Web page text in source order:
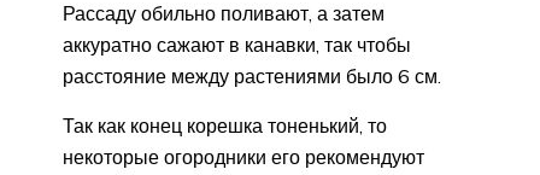
Рассаду обильно поливают, а затем
аккуратно сажают в канавки, так чтобы
расстояние между растениями было 6 см.
Так как конец корешка тоненький, то
некоторые огородники его рекомендуют